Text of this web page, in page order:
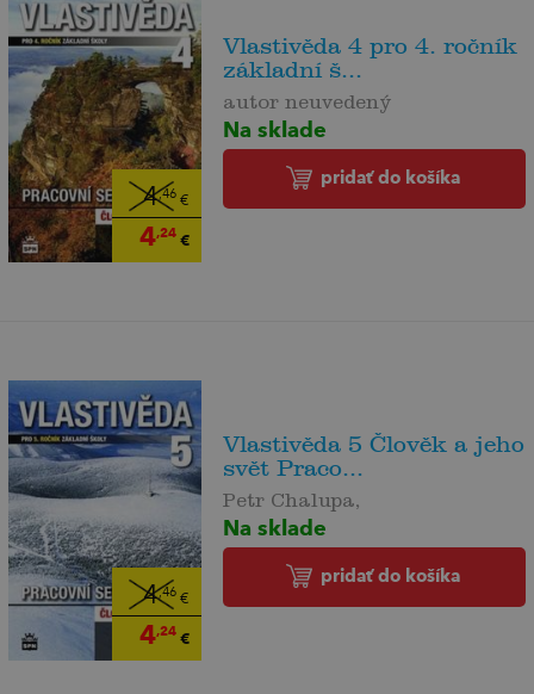
4,46€
4,24€
Vlastivěda 4 pro 4. ročník
základní š...
autor neuvedený
Na sklade
pridať do košíka
4,46€
4,24€
Vlastivěda 5 Člověk a jeho
svět Praco...
Petr Chalupa,
Na sklade
pridať do košíka